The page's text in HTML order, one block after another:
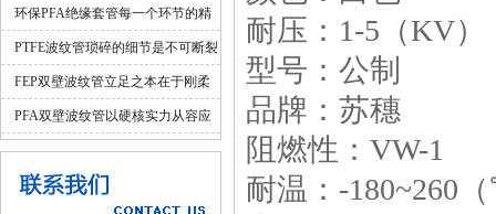
环保PFA绝缘套管每一个环节的精
细化管控
PTFE波纹管琐碎的细节是不可断裂
的一环
FEP双壁波纹管立足之本在于刚柔
并济的科学设计
PFA双壁波纹管以硬核实力从容应
对工业苛刻环境
耐压：1-5（KV）
型号：公制
品牌：苏穗
阻燃性：VW-1
耐温：-180~260